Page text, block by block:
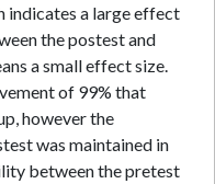
indicates a large effect
the postest and
a small effect size.
of 99% that
however the
was maintained in
between the pretest